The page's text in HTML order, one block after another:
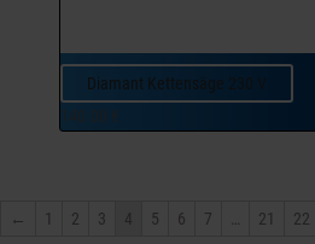
Diamant Kettensäge 230 V
← 1 2 3 4 5 6 7 21 22